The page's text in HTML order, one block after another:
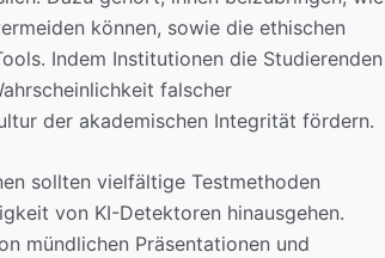
können, sowie die ethischen
Indem Institutionen die Studierenden
falscher
der akademischen Integrität fördern.
sollten vielfältige Testmethoden
von KI-Detektoren hinausgehen.
mündlichen Präsentationen und